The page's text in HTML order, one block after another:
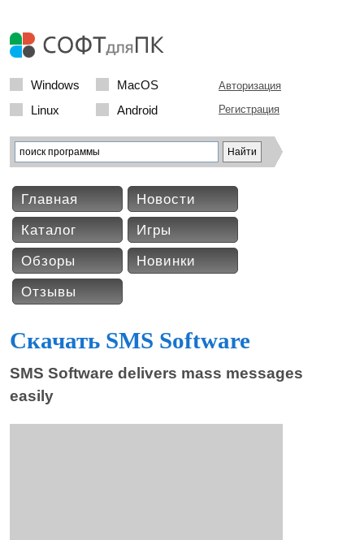
Windows
MacOS
Linux
Android
Авторизация
Регистрация
Главная
Новости
Каталог
Игры
Обзоры
Новинки
Отзывы
Скачать SMS Software
SMS Software delivers mass messages
easily